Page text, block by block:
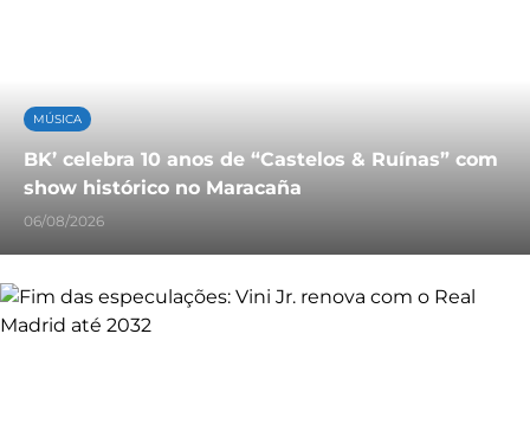
MÚSICA
BK’ celebra 10 anos de “Castelos & Ruínas” com
show histórico no Maracaña
06/08/2026